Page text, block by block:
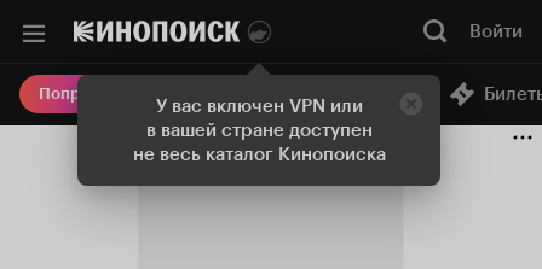
У вас включен VPN или
в вашей стране доступен
не весь каталог Кинопоиска
Войти
Попробовать Плюс Онлайн-кинотеатр